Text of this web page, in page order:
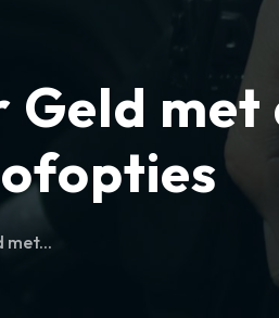
Geld
met...